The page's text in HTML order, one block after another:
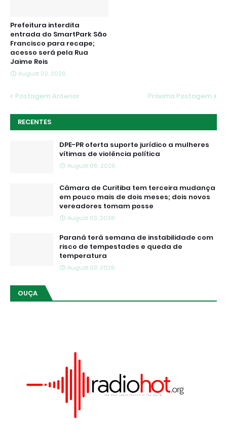
Prefeitura interdita
entrada do SmartPark São
Francisco para recape;
acesso será pela Rua
Jaime Reis
August 02, 2026
Postagem Anterior Próxima Postagem
RECENTES
DPE-PR oferta suporte jurídico a mulheres
vítimas de violência política
August 06, 2026
Câmara de Curitiba tem terceira mudança
em pouco mais de dois meses; dois novos
vereadores tomam posse
August 03, 2026
Paraná terá semana de instabilidade com
risco de tempestades e queda de
temperatura
August 03, 2026
OUÇA